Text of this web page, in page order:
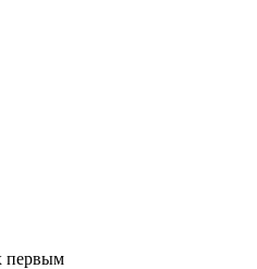
первым